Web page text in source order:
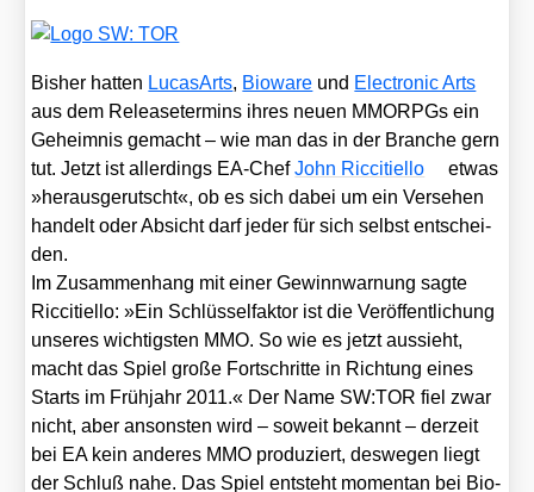
Bis­her hat­ten Luca­sA­rts, Bio­wa­re und Elec­tro­nic Arts
aus dem Release­ter­mins ihres neu­en MMORPGs ein
Geheim­nis gemacht – wie man das in der Bran­che gern
tut. Jetzt ist aller­dings EA-ChefJohn Ric­ci­ti­el­lo
etwas
»her­aus­ge­rutscht«, ob es sich dabei um ein Ver­se­hen
han­delt oder Absicht darf jeder für sich selbst ent­schei­
den.
Im Zusam­men­hang mit einer Gewinn­war­nung sag­te
Ric­ci­ti­el­lo: »Ein Schlüs­sel­fak­tor ist die Ver­öf­fent­li­chung
unse­res wich­tigs­ten MMO. So wie es jetzt aus­sieht,
macht das Spiel gro­ße Fort­schrit­te in Rich­tung eines
Starts im Früh­jahr 2011.« Der Name SW:TOR fiel zwar
nicht, aber ansons­ten wird – soweit bekannt – der­zeit
bei EA kein ande­res MMO pro­du­ziert, des­we­gen liegt
der Schluß nahe. Das Spiel ent­steht momen­tan bei Bio­